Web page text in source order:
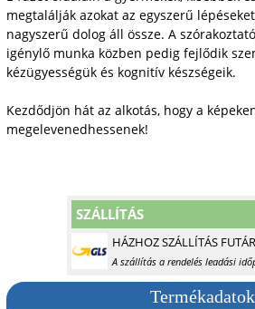
megtalálják azokat az egyszerű
nagyszerű dolog áll össze. A
igénylő munka közben pedig fejlődik
kézügyességük és kognitív készségeik.
Kezdődjön hát az alkotás, hogy a
megelevenedhessenek!
SZÁLLÍTÁS
HÁZHOZ SZÁLLÍTÁS
A szállítás a rendelés leadási
Termékadatok